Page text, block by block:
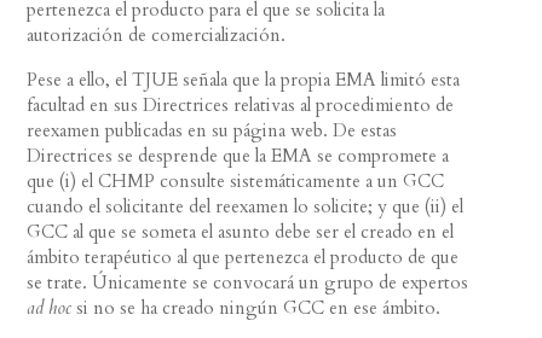
pertenezca el producto para el que se solicita la
autorización de comercialización.
Pese a ello, el TJUE señala que la propia EMA limitó esta
facultad en sus Directrices relativas al procedimiento de
reexamen publicadas en su página web. De estas
Directrices se desprende que la EMA se compromete a
que (i) el CHMP consulte sistemáticamente a un GCC
cuando el solicitante del reexamen lo solicite; y que (ii) el
GCC al que se someta el asunto debe ser el creado en el
ámbito terapéutico al que pertenezca el producto de que
se trate. Únicamente se convocará un grupo de expertos
ad hoc si no se ha creado ningún GCC en ese ámbito.